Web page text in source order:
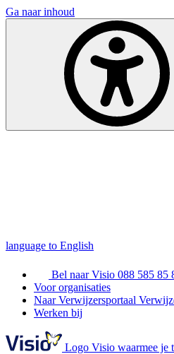
Ga naar inhoud
language to English
Bel naar Visio 088 585 85
Voor organisaties
Naar Verwijzersportaal
Werken bij
Logo Visio waarmee je